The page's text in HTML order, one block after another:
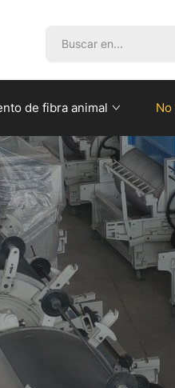
de fibra animal